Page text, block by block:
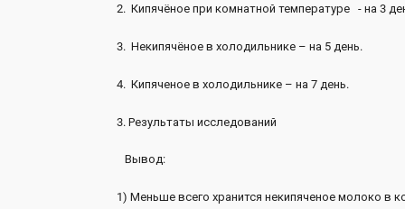
2. Кипячёное при комнатной температуре - на 3
3. Некипячёное в холодильнике – на 5 день.
4. Кипяченое в холодильнике – на 7 день.
3. Результаты исследований
Вывод:
1) Меньше всего хранится некипяченое молоко в